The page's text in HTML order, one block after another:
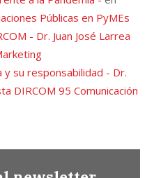
Públicas en PyMEs
- Dr. Juan José Larrea
y su responsabilidad - Dr.
DIRCOM 95 Comunicación